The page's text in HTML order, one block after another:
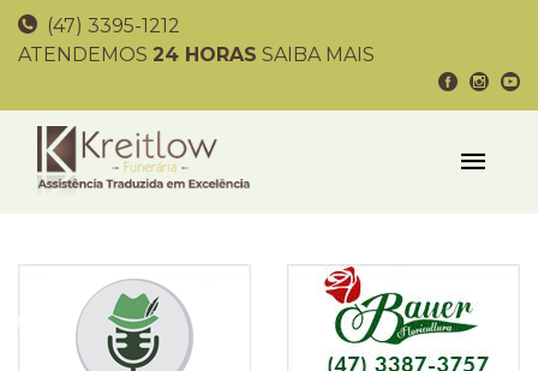
(47) 3395-1212
ATENDEMOS 24 HORAS SAIBA MAIS